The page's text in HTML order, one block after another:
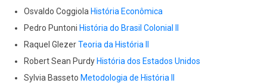
Osvaldo Coggiola História Econômica
Pedro Puntoni História do Brasil Colonial II
Raquel GlezerTeoria da História II
Robert Sean Purdy História dos Estados Unidos
Sylvia Basseto Metodologia de História II